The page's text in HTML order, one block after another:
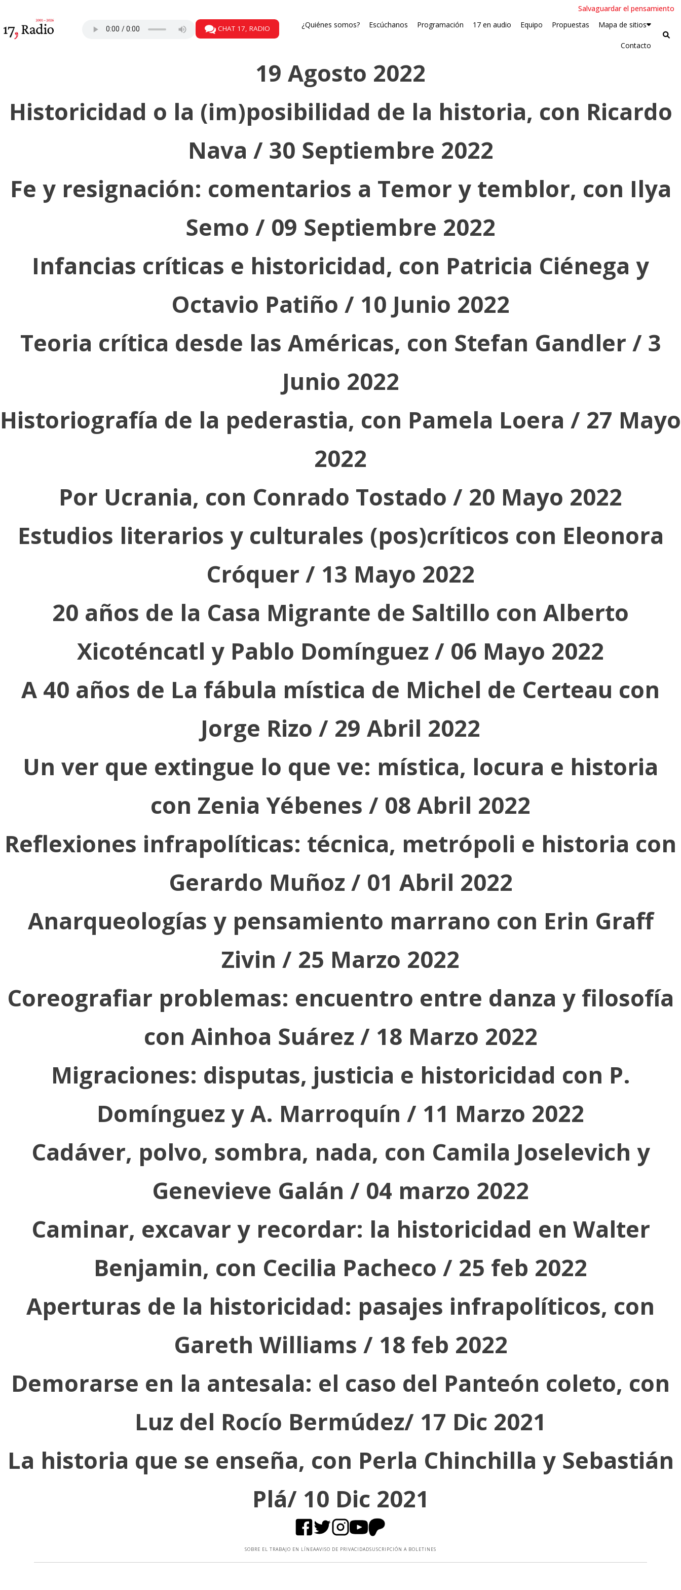
CHAT 17, RADIO
Salvaguardar el pensamiento
¿Quiénes somos?
Escúchanos Programación 17 en audio Equipo Propuestas Mapa de sitios
Contacto
Universidad sin condición, con Benjamín Mayer Foulkes /
19 Agosto 2022
Historicidad o la (im)posibilidad de la historia, con Ricardo
Nava / 30 Septiembre 2022
Fe y resignación: comentarios a Temor y temblor, con Ilya
Semo / 09 Septiembre 2022
Infancias críticas e historicidad, con Patricia Ciénega y
Octavio Patiño / 10 Junio 2022
Teoria crítica desde las Américas, con Stefan Gandler / 3
Junio 2022
Historiografía de la pederastia, con Pamela Loera / 27 Mayo
2022
Por Ucrania, con Conrado Tostado / 20 Mayo 2022
Estudios literarios y culturales (pos)críticos con Eleonora
Cróquer / 13 Mayo 2022
20 años de la Casa Migrante de Saltillo con Alberto
Xicoténcatl y Pablo Domínguez / 06 Mayo 2022
A 40 años de La fábula mística de Michel de Certeau con
Jorge Rizo / 29 Abril 2022
Un ver que extingue lo que ve: mística, locura e historia
con Zenia Yébenes / 08 Abril 2022
Reflexiones infrapolíticas: técnica, metrópoli e historia con
Gerardo Muñoz / 01 Abril 2022
Anarqueologías y pensamiento marrano con Erin Graff
Zivin / 25 Marzo 2022
Coreografiar problemas: encuentro entre danza y filosofía
con Ainhoa Suárez / 18 Marzo 2022
Migraciones: disputas, justicia e historicidad con P.
Domínguez y A. Marroquín / 11 Marzo 2022
Cadáver, polvo, sombra, nada, con Camila Joselevich y
Genevieve Galán / 04 marzo 2022
Caminar, excavar y recordar: la historicidad en Walter
Benjamin, con Cecilia Pacheco / 25 feb 2022
Aperturas de la historicidad: pasajes infrapolíticos, con
Gareth Williams / 18 feb 2022
Demorarse en la antesala: el caso del Panteón coleto, con
Luz del Rocío Bermúdez/ 17 Dic 2021
La historia que se enseña, con Perla Chinchilla y Sebastián
Plá/ 10 Dic 2021
SOBRE EL TRABAJO EN LÍNEAAVISO DE PRIVACIDADSUSCRIPCIÓN A BOLETINES